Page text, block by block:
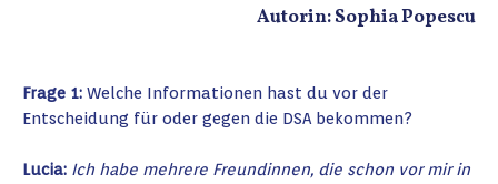
Autorin: Sophia Popescu
Frage 1: Welche Informationen hast du vor der
Entscheidung für oder gegen die DSA bekommen?
Lucia: Ich habe mehrere Freundinnen, die schon vor mir in